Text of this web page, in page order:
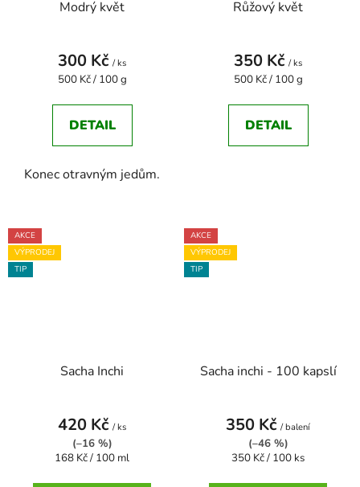
Modrý květ
300 Kč / ks
Měrná
500 Kč / 100 g
DETAIL
Konec otravným jedům.
Růžový květ
350 Kč / ks
Měrná
500 Kč / 100 g
DETAIL
AKCE
VÝPRODEJ
TIP
Sacha Inchi
420 Kč / ks
(–16 %)
Měrná
168 Kč / 100 ml
AKCE
VÝPRODEJ
TIP
Sacha inchi - 100 kapslí
350 Kč / balení
(–46 %)
Měrná
350 Kč / 100 ks